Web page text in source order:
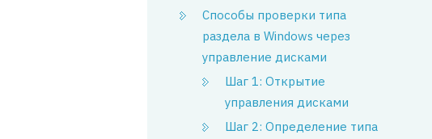
Способы проверки типа
раздела в Windows через
управление дисками
Шаг 1: Открытие
управления дисками
Шаг 2: Определение типа